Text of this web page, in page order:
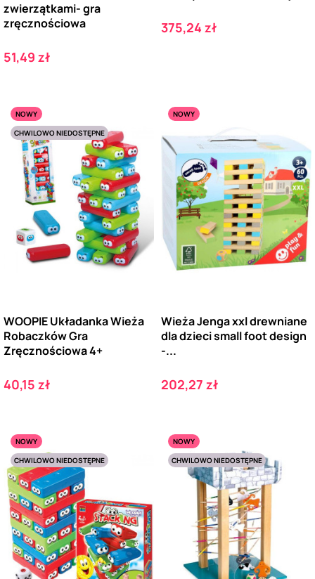
zwierzątkami- gra
zręcznościowa
Cena
51,49 zł
Cena
375,24 zł
NOWY
CHWILOWO NIEDOSTĘPNE
WOOPIE Układanka Wieża
Robaczków Gra
Zręcznościowa 4+
Cena
40,15 zł
NOWY
Wieża Jenga xxl drewniane
dla dzieci small foot design
-...
Cena
202,27 zł
NOWY
CHWILOWO NIEDOSTĘPNE
NOWY
CHWILOWO NIEDOSTĘPNE